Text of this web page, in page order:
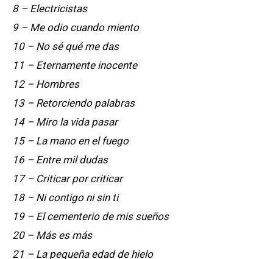
8 – Electricistas
9 – Me odio cuando miento
10 – No sé qué me das
11 – Eternamente inocente
12 – Hombres
13 – Retorciendo palabras
14 – Miro la vida pasar
15 – La mano en el fuego
16 – Entre mil dudas
17 – Criticar por criticar
18 – Ni contigo ni sin ti
19 – El cementerio de mis sueños
20 – Más es más
21 – La pequeña edad de hielo